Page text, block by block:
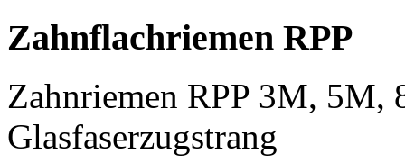
Zahnflachriemen RPP
Zahnriemen RPP 3M, 5M,
Glasfaserzugstrang